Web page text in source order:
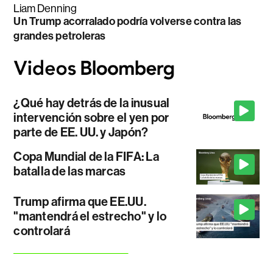
Liam Denning
Un Trump acorralado podría volverse contra las
grandes petroleras
¿Qué hay detrás de la inusual
intervención sobre el yen por
parte de EE. UU. y Japón?
Copa Mundial de la FIFA: La
batalla de las marcas
Trump afirma que EE.UU.
"mantendrá el estrecho" y lo
controlará